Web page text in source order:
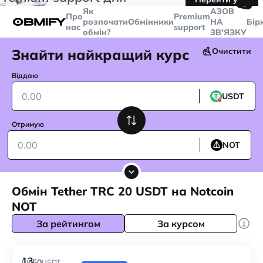
більше
Telegram
Про
нас
Як
розпочати
обмін?
ОбмінникиPremium
support
🤙
AЗОВ
НА
ЗВ'ЯЗКУ
Знайти найкращий курс Очистити
Віддаю
USDT
Отримую
NOT
Обмін Tether TRC 20 USDT на Notcoin
NOT
За рейтингом За курсом
13